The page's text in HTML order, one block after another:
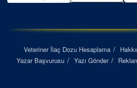
Veteriner İlaç Dozu Hesaplama
Yazar Başvurusu
Yazı Gönder